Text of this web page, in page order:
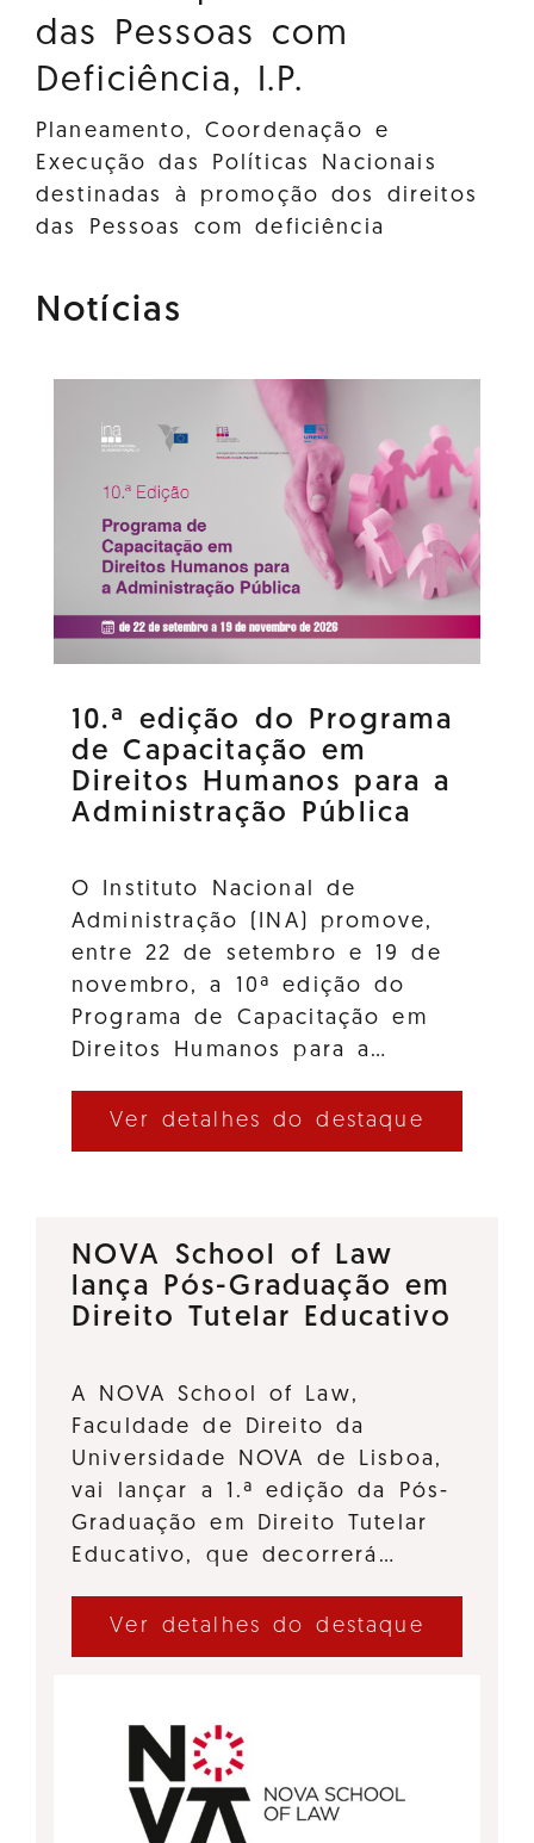
das Pessoas com
Deficiência, I.P.
Planeamento, Coordenação e
Execução das Políticas Nacionais
destinadas à promoção dos direitos
das Pessoas com deficiência
Notícias
10.ª edição do Programa
de Capacitação em
Direitos Humanos para a
Administração Pública
O Instituto Nacional de
Administração (INA) promove,
entre 22 de setembro e 19 de
novembro, a 10ª edição do
Programa de Capacitação em
Direitos Humanos para a…
Ver detalhes do destaque
NOVA School of Law
lança Pós-Graduação em
Direito Tutelar Educativo
A NOVA School of Law,
Faculdade de Direito da
Universidade NOVA de Lisboa,
vai lançar a 1.ª edição da Pós-
Graduação em Direito Tutelar
Educativo, que decorrerá…
Ver detalhes do destaque